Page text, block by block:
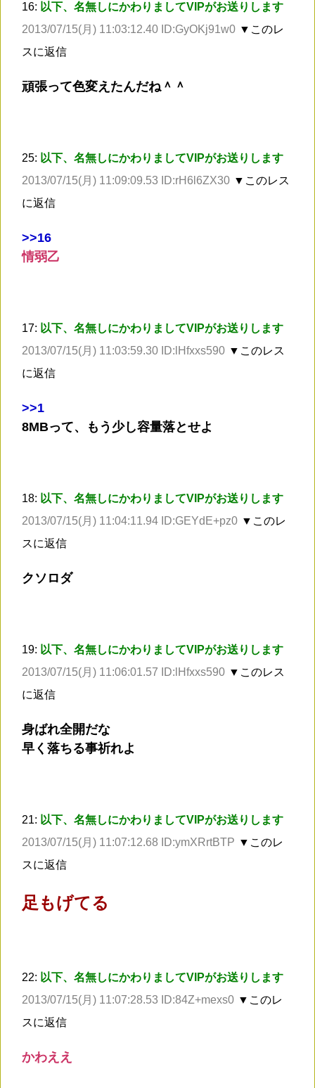
16: 以下、名無しにかわりましてVIPがお送りします
2013/07/15(月) 11:03:12.40 ID:GyOKj91w0 ▼このレ
スに返信
頑張って色変えたんだね＾＾
25: 以下、名無しにかわりましてVIPがお送りします
2013/07/15(月) 11:09:09.53 ID:rH6l6ZX30 ▼このレス
に返信
>>16
情弱乙
17: 以下、名無しにかわりましてVIPがお送りします
2013/07/15(月) 11:03:59.30 ID:lHfxxs590 ▼このレス
に返信
>>1
8MBって、もう少し容量落とせよ
18: 以下、名無しにかわりましてVIPがお送りします
2013/07/15(月) 11:04:11.94 ID:GEYdE+pz0 ▼このレ
スに返信
クソロダ
19: 以下、名無しにかわりましてVIPがお送りします
2013/07/15(月) 11:06:01.57 ID:lHfxxs590 ▼このレス
に返信
身ばれ全開だな
早く落ちる事祈れよ
21: 以下、名無しにかわりましてVIPがお送りします
2013/07/15(月) 11:07:12.68 ID:ymXRrtBTP ▼このレ
スに返信
足もげてる
22: 以下、名無しにかわりましてVIPがお送りします
2013/07/15(月) 11:07:28.53 ID:84Z+mexs0 ▼このレ
スに返信
かわええ